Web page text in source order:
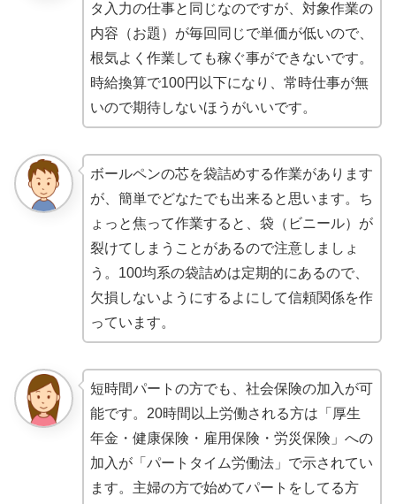
タ入力の仕事と同じなのですが、対象作業の
内容（お題）が毎回同じで単価が低いので、
根気よく作業しても稼ぐ事ができないです。
時給換算で100円以下になり、常時仕事が無
いので期待しないほうがいいです。
ボールペンの芯を袋詰めする作業があります
が、簡単でどなたでも出来ると思います。ち
ょっと焦って作業すると、袋（ビニール）が
裂けてしまうことがあるので注意しましょ
う。100均系の袋詰めは定期的にあるので、
欠損しないようにするよにして信頼関係を作
っています。
短時間パートの方でも、社会保険の加入が可
能です。20時間以上労働される方は「厚生
年金・健康保険・雇用保険・労災保険」への
加入が「パートタイム労働法」で示されてい
ます。主婦の方で始めてパートをしてる方